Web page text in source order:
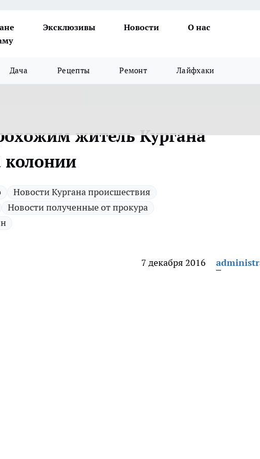
Эксклюзивы Новости
О нас
Дача Рецепты Ремонт Лайфхаки
житель Кургана
колонии
Новости Кургана происшествия
Новости полученные от прокура
7 декабря 2016